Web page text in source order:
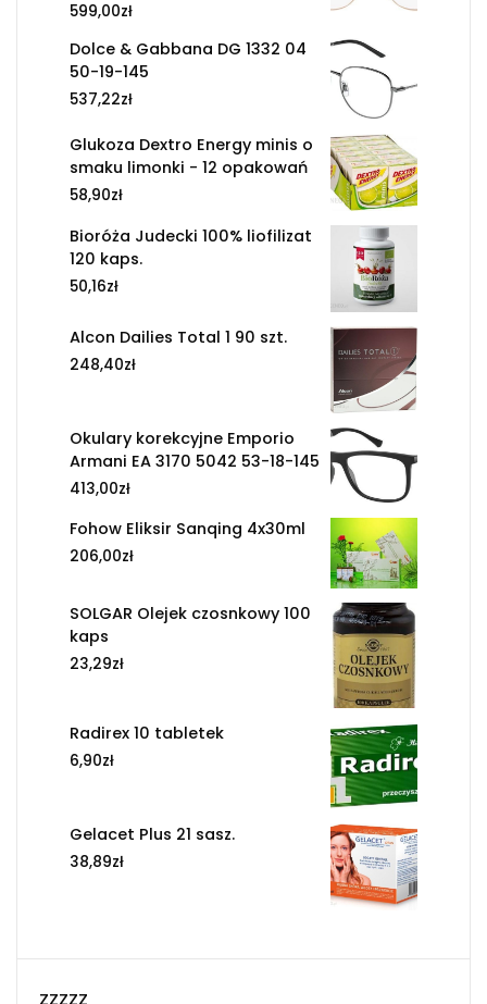
599,00zł
Dolce & Gabbana DG 1332 04
50-19-145
537,22zł
Glukoza Dextro Energy minis o
smaku limonki - 12 opakowań
58,90zł
Bioróża Judecki 100% liofilizat
120 kaps.
50,16zł
Alcon Dailies Total 1 90 szt.
248,40zł
Okulary korekcyjne Emporio
Armani EA 3170 5042 53-18-145
413,00zł
Fohow Eliksir Sanqing 4x30ml
206,00zł
SOLGAR Olejek czosnkowy 100
kaps
23,29zł
Radirex 10 tabletek
6,90zł
Gelacet Plus 21 sasz.
38,89zł
zzzzz